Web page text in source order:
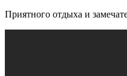
Приятного отдыха и